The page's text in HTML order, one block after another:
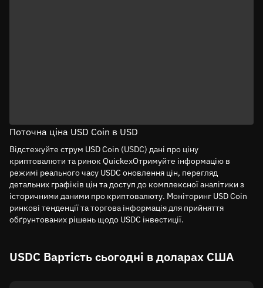
Поточна ціна USD Coin в USD
Відстежуйте струм USD Coin (USDC) дані про ціну
криптовалюти та ринок QuickexОтримуйте інформацію в
режимі реального часу USDC оновлення цін, перегляд
детальних графіків цін та доступ до комплексної аналітики з
історичними даними про криптовалюту. Моніторинг USD Coin
ринкові тенденції та торгова інформація для прийняття
обґрунтованих рішень щодо USDC інвестиції.
USDC Вартість сьогодні в доларах США